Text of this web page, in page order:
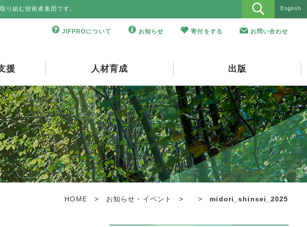
り組む技術者集団です。 English
JIFPROについて お知らせ 寄付をする お問い合わせ
援 人材育成 出版
HOME > お知らせ・イベント > > midori_shinsei_2025